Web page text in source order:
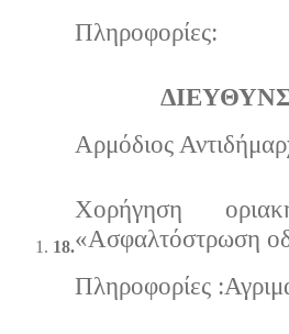
Πληρoφορίες:
Αρμόδιος
18.
Χορήγηση
«Ασφαλτόστρωση
Πληροφορίες